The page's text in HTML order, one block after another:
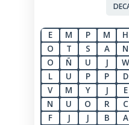
E M P M H
O
T S A N
O
Ñ U J W
L
U P P D
V
M Y J E
N
U O R C
F
J J B A